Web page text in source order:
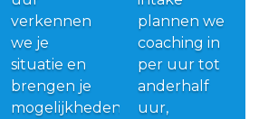
verkennen
we je
situatie en
brengen je
mogelijkheden
plannen we
coaching in
per uur tot
anderhalf
uur,